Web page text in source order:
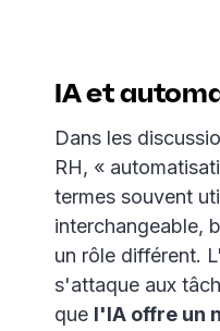
IA et
Dans les
RH, «
termes souvent
interchangeable,
un rôle différent.
s'attaque aux
que l'IA offre un